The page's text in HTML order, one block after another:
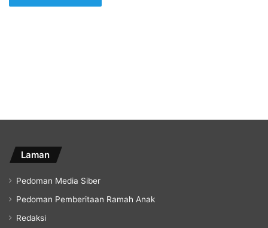
Laman
Pedoman Media Siber
Pedoman Pemberitaan Ramah Anak
Redaksi